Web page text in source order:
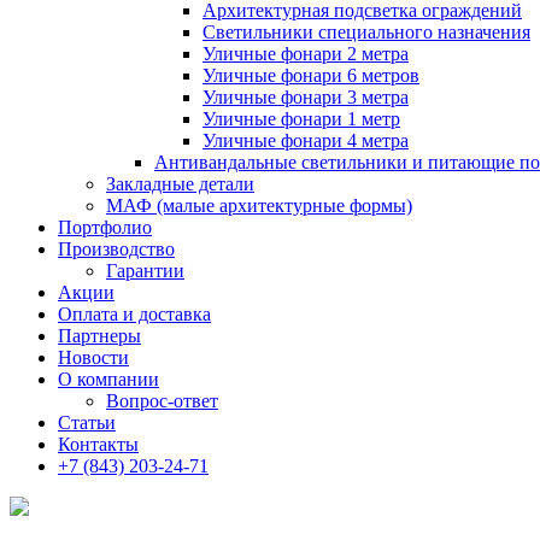
Архитектурная подсветка ограждений
Светильники специального назначения
Уличные фонари 2 метра
Уличные фонари 6 метров
Уличные фонари 3 метра
Уличные фонари 1 метр
Уличные фонари 4 метра
Антивандальные светильники и питающие
Закладные детали
МАФ (малые архитектурные формы)
Портфолио
Производство
Гарантии
Акции
Оплата и доставка
Партнеры
Новости
О компании
Вопрос-ответ
Статьи
Контакты
+7 (843) 203-24-71